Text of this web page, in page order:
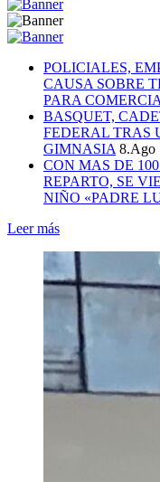
POLICIALES,
CAUSA SOBRE
PARA
BASQUET,
FEDERAL TRAS
GIMNASIA 8.Ago
CON MAS DE
REPARTO, SE
NIÑO «PADRE
Leer más